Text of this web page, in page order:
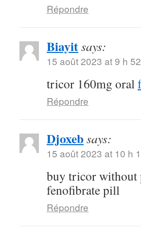
Répondre
Biayitsays:
15 août 2023 at 9 h
tricor 160mg oral
Répondre
Djoxebsays:
15 août 2023 at 10 h
buy tricor without
fenofibrate pill
Répondre